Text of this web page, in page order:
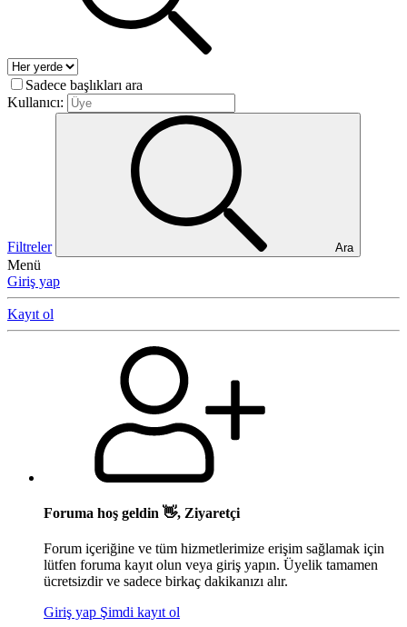
Sadece başlıkları ara
Kullanıcı:
Filtreler Ara
Menü
Giriş yap
Kayıt ol
Foruma hoş geldin 👋, Ziyaretçi
Forum içeriğine ve tüm hizmetlerimize erişim sağlamak için
lütfen foruma kayıt olun veya giriş yapın. Üyelik tamamen
ücretsizdir ve sadece birkaç dakikanızı alır.
Giriş yap Şimdi kayıt ol